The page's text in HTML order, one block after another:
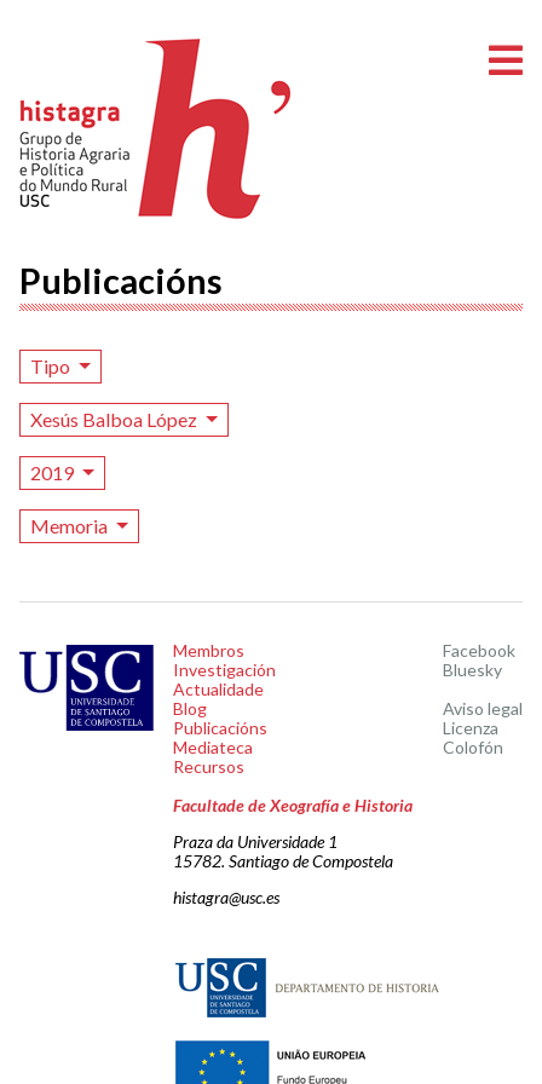
Publicacións
Tipo
Xesús Balboa López
2019
Memoria
Membros
Investigación
Actualidade
Blog
Publicacións
Mediateca
Recursos
Facebook
Bluesky
Aviso legal
Licenza
Colofón
Facultade de Xeografía e Historia
Praza da Universidade 1
15782. Santiago de Compostela
histagra@usc.es